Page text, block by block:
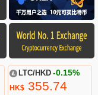
LTC/HKD -0.15%
HK$355.74